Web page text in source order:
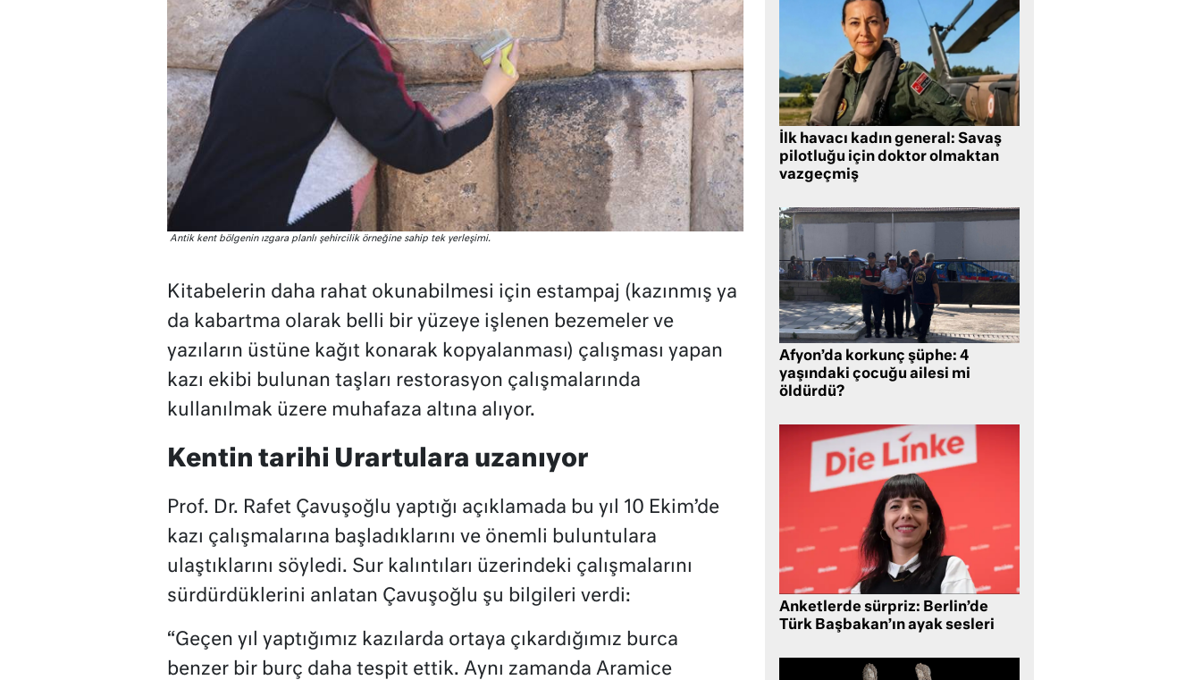
Antik kent bölgenin ızgara planlı şehircilik örneğine sahip tek yerleşimi.
Kitabelerin daha rahat okunabilmesi için estampaj (kazınmış ya
da kabartma olarak belli bir yüzeye işlenen bezemeler ve
yazıların üstüne kağıt konarak kopyalanması) çalışması yapan
kazı ekibi bulunan taşları restorasyon çalışmalarında
kullanılmak üzere muhafaza altına alıyor.
Kentin tarihi Urartulara uzanıyor
Prof. Dr. Rafet Çavuşoğlu yaptığı açıklamada bu yıl 10 Ekim’de
kazı çalışmalarına başladıklarını ve önemli buluntulara
ulaştıklarını söyledi. Sur kalıntıları üzerindeki çalışmalarını
sürdürdüklerini anlatan Çavuşoğlu şu bilgileri verdi:
“Geçen yıl yaptığımız kazılarda ortaya çıkardığımız burca
benzer bir burç daha tespit ettik. Aynı zamanda Aramice
İlk havacı kadın general: Savaş
pilotluğu için doktor olmaktan
vazgeçmiş
Afyon’da korkunç şüphe: 4
yaşındaki çocuğu ailesi mi
öldürdü?
Anketlerde sürpriz: Berlin’de
Türk Başbakan’ın ayak sesleri